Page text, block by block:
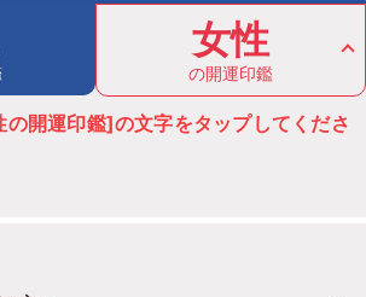
女性
の開運印鑑
開運印鑑]の文字をタップしてくださ